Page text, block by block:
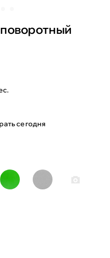
сегодня